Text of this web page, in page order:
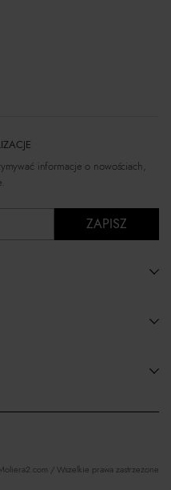
informacje o nowościach,
ZAPISZ
/ Wszelkie prawa zastrzeżone